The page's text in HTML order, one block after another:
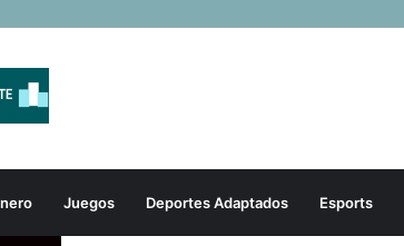
Juegos Deportes Adaptados Esports